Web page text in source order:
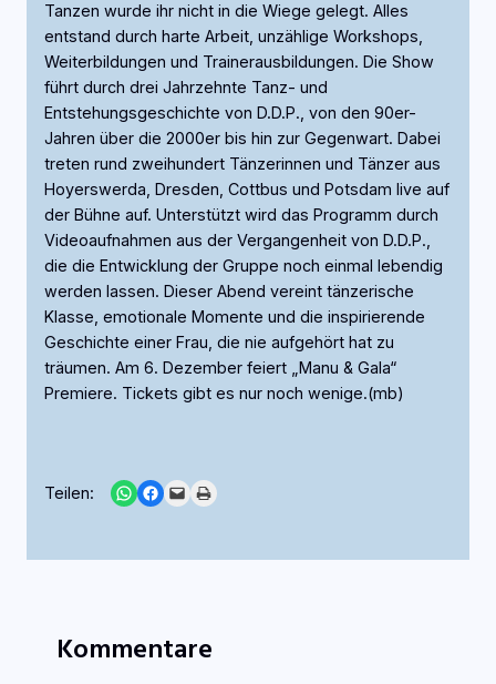
Tanzen wurde ihr nicht in die Wiege gelegt. Alles
entstand durch harte Arbeit, unzählige Workshops,
Weiterbildungen und Trainerausbildungen. Die Show
führt durch drei Jahrzehnte Tanz- und
Entstehungsgeschichte von D.D.P., von den 90er-
Jahren über die 2000er bis hin zur Gegenwart. Dabei
treten rund zweihundert Tänzerinnen und Tänzer aus
Hoyerswerda, Dresden, Cottbus und Potsdam live auf
der Bühne auf. Unterstützt wird das Programm durch
Videoaufnahmen aus der Vergangenheit von D.D.P.,
die die Entwicklung der Gruppe noch einmal lebendig
werden lassen. Dieser Abend vereint tänzerische
Klasse, emotionale Momente und die inspirierende
Geschichte einer Frau, die nie aufgehört hat zu
träumen. Am 6. Dezember feiert „Manu & Gala“
Premiere. Tickets gibt es nur noch wenige.(mb)
Teilen: Share on WhatsApp
Share on Facebook
Email this PagePrint this Page
Kommentare